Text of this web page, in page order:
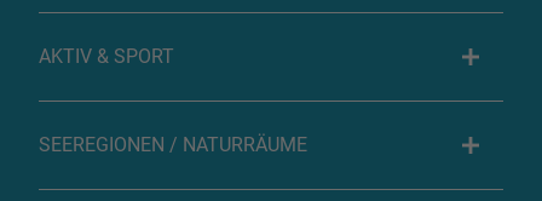
AKTIV & SPORT
SEEREGIONEN / NATURRÄUME